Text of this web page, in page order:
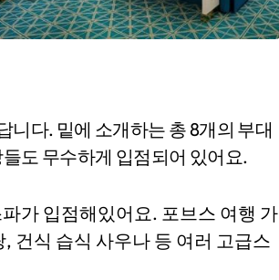
니다. 밑에 소개하는 총 8개의 부대
도 무수하게 입점되어 있어요.
가 입점해있어요. 포브스 여행 가
건식 습식 사우나 등 여러 고급스